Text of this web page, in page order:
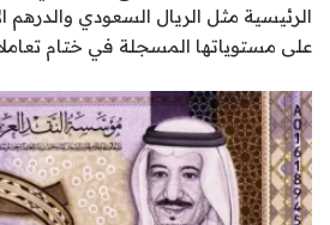
الرئيسية مثل الريال السعودي والدرهم
على مستوياتها المسجلة في ختام